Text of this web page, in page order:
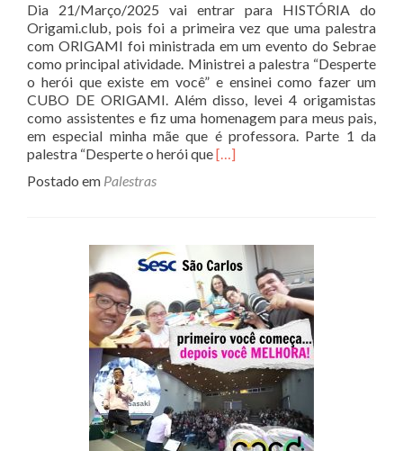
Dia 21/Março/2025 vai entrar para HISTÓRIA do
Origami.club, pois foi a primeira vez que uma palestra
com ORIGAMI foi ministrada em um evento do Sebrae
como principal atividade. Ministrei a palestra “Desperte
o herói que existe em você” e ensinei como fazer um
CUBO DE ORIGAMI. Além disso, levei 4 origamistas
como assistentes e fiz uma homenagem para meus pais,
em especial minha mãe que é professora. Parte 1 da
palestra “Desperte o herói queRead
Ichie
com
Origami
no
1o
Encontro
de
Secretários
de
Educação
da
Bahia
[…]
Postado em Palestras